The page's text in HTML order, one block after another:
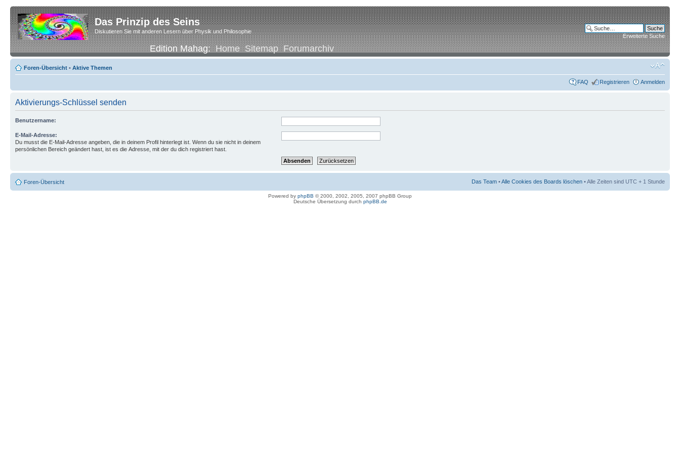
Das Prinzip des Seins
Diskutieren Sie mit anderen Lesern über Physik und Philosophie
Edition Mahag:Home Sitemap Forumarchiv
Erweiterte Suche
Foren-Übersicht • Aktive Themen
FAQ Registrieren Anmelden
Aktivierungs-Schlüssel senden
Benutzername:
E-Mail-Adresse:
Du musst die E-Mail-Adresse angeben, die in deinem Profil hinterlegt ist. Wenn du sie nicht in deinem
persönlichen Bereich geändert hast, ist es die Adresse, mit der du dich registriert hast.
Foren-Übersicht Das Team •Alle Cookies des Boards löschen • Alle Zeiten sind UTC + 1 Stunde
Powered by phpBB © 2000, 2002, 2005, 2007 phpBB Group
Deutsche Übersetzung durch phpBB.de